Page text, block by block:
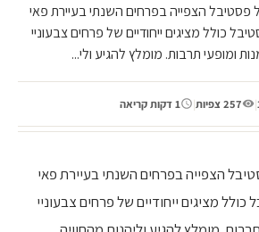
מתחיל פסטיבל הצפייה בפרחים השנתי בעיירת פאי
כולל מציגים ייחודיים של פרחים צבעוניי
ומופעי תרבות. מומלץ להגיע ולי...
| 257 צפיות | 1 דקות קריאה
פסטיבל הצפייה בפרחים השנתי בעיירת פאי
מציגים ייחודיים של פרחים צבעוניי